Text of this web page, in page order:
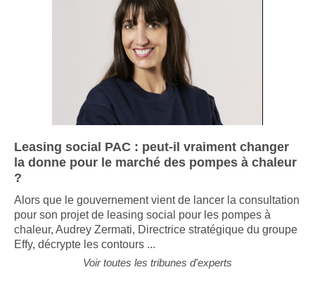
Leasing social PAC : peut-il vraiment changer
la donne pour le marché des pompes à chaleur
?
Alors que le gouvernement vient de lancer la consultation
pour son projet de leasing social pour les pompes à
chaleur, Audrey Zermati, Directrice stratégique du groupe
Effy, décrypte les contours ...
Voir toutes les tribunes d'experts